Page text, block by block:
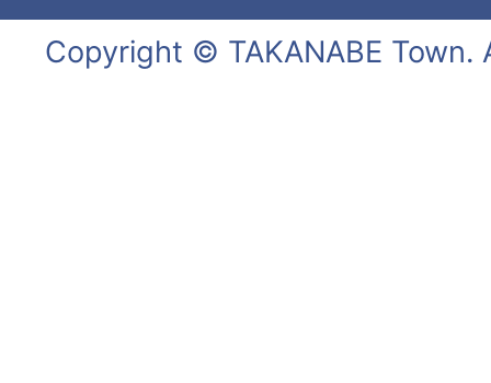
Copyright © TAKANABE Town.